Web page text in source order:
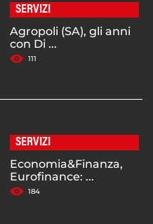
SERVIZI
Agropoli (SA), gli anni
con Di ...
111
SERVIZI
Economia&Finanza,
Eurofinance: ...
184